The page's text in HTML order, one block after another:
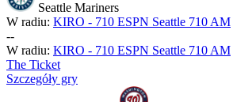
Seattle Mariners
W radiu: KIRO - 710 ESPN Seattle 710 AM
--
W radiu: KIRO - 710 ESPN Seattle 710 AM
The Ticket
Szczegóły gry